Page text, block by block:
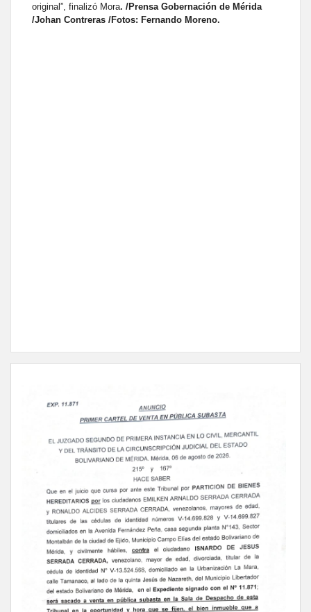
original”, finalizó Mora. /Prensa Gobernación de Mérida
/Johan Contreras /Fotos: Fernando Moreno.